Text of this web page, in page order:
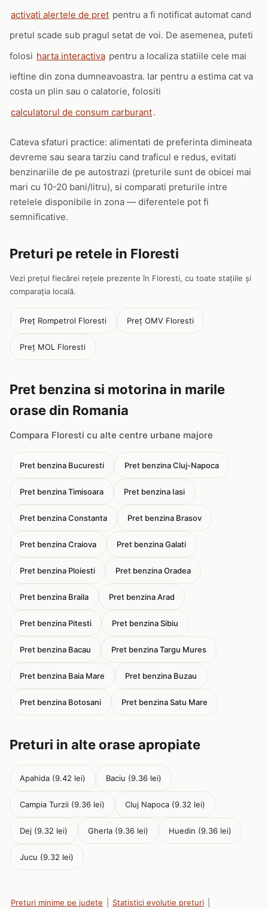
activati alertele de pret pentru a fi notificat automat cand
pretul scade sub pragul setat de voi. De asemenea, puteti
folosi harta interactiva pentru a localiza statiile cele mai
ieftine din zona dumneavoastra. Iar pentru a estima cat va
costa un plin sau o calatorie, folositi
calculatorul de consum carburant.
Cateva sfaturi practice: alimentati de preferinta dimineata
devreme sau seara tarziu cand traficul e redus, evitati
benzinariile de pe autostrazi (preturile sunt de obicei mai
mari cu 10-20 bani/litru), si comparati preturile intre
retelele disponibile in zona — diferentele pot fi
semnificative.
Preturi pe retele in Floresti
Vezi prețul fiecărei rețele prezente în Floresti, cu toate stațiile și
comparația locală.
Preț Rompetrol Floresti Preț OMV Floresti
Preț MOL Floresti
Pret benzina si motorina in marile
orase din Romania
Compara Floresti cu alte centre urbane majore
Pret benzina Bucuresti Pret benzina Cluj-Napoca
Pret benzina Timisoara Pret benzina Iasi
Pret benzina Constanta Pret benzina Brasov
Pret benzina Craiova Pret benzina Galati
Pret benzina Ploiesti Pret benzina Oradea
Pret benzina Braila Pret benzina Arad
Pret benzina Pitesti Pret benzina Sibiu
Pret benzina Bacau Pret benzina Targu Mures
Pret benzina Baia Mare Pret benzina Buzau
Pret benzina Botosani Pret benzina Satu Mare
Preturi in alte orase apropiate
Apahida (9.42 lei) Baciu (9.36 lei)
Campia Turzii (9.36 lei) Cluj Napoca (9.32 lei)
Dej (9.32 lei) Gherla (9.36 lei) Huedin (9.36 lei)
Jucu (9.32 lei)
Preturi minime pe judete Statistici evolutie preturi